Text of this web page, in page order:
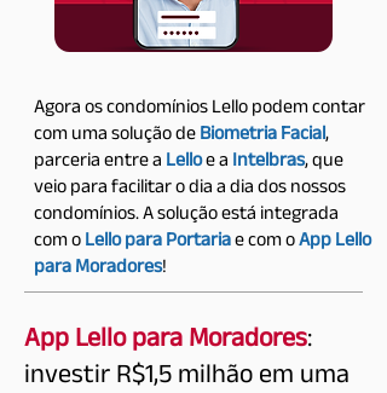
Agora os condomínios Lello podem contar
com uma solução de Biometria Facial,
parceria entre a Lelloe a Intelbras, que
veio para facilitar o dia a dia dos nossos
condomínios. A solução está integrada
com o Lello para Portariae com oApp Lello
para Moradores!
App Lello para Moradores:
investir R$1,5 milhão em uma